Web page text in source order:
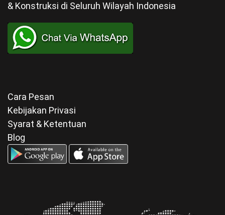
& Konstruksi di Seluruh Wilayah Indonesia
Cara Pesan
Kebijakan Privasi
Syarat & Ketentuan
Blog